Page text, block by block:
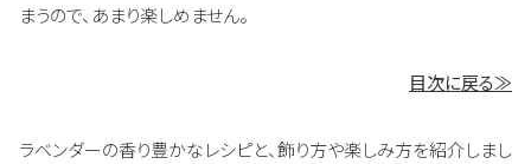
まうので、あまり楽しめません。
目次に戻る≫
ラベンダーの香り豊かなレシピと、飾り方や楽しみ方を紹介しまし